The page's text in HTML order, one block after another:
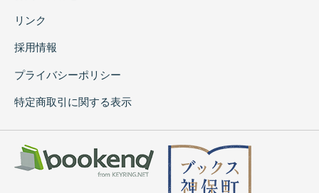
リンク
採用情報
プライバシーポリシー
特定商取引に関する表示